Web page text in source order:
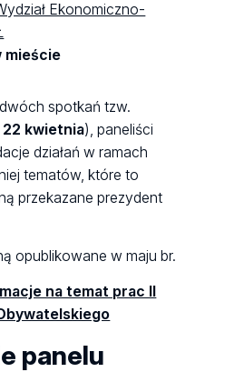
Ekonomiczno-
mieście
spotkań tzw.
22 kwietnia), paneliści
działań w ramach
tematów, które to
przekazane prezydent
opublikowane w maju br.
na temat prac II
panelu